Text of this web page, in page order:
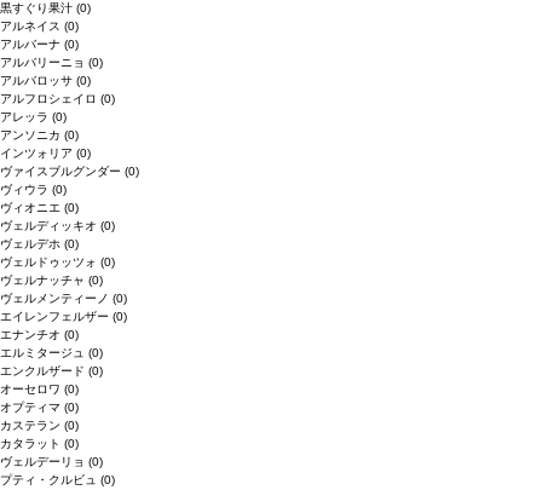
黒すぐり果汁 (0)
アルネイス (0)
アルバーナ (0)
アルバリーニョ (0)
アルバロッサ (0)
アルフロシェイロ (0)
アレッラ (0)
アンソニカ (0)
インツォリア (0)
ヴァイスブルグンダー (0)
ヴィウラ (0)
ヴィオニエ (0)
ヴェルディッキオ (0)
ヴェルデホ (0)
ヴェルドゥッツォ (0)
ヴェルナッチャ (0)
ヴェルメンティーノ (0)
エイレンフェルザー (0)
エナンチオ (0)
エルミタージュ (0)
エンクルザード (0)
オーセロワ (0)
オプティマ (0)
カステラン (0)
カタラット (0)
ヴェルデーリョ (0)
プティ・クルビュ (0)